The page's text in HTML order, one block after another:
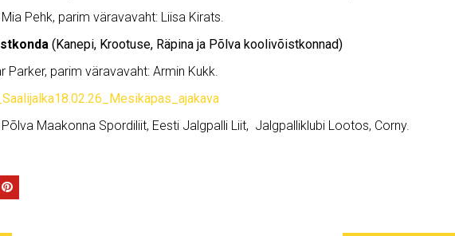
Pehk, parim väravavaht: Liisa Kirats.
(Kanepi, Krootuse, Räpina ja Põlva koolivõistkonnad)
Parker, parim väravavaht: Armin Kukk.
Maakonna Spordiliit, Eesti Jalgpalli Liit, Jalgpalliklubi Lootos, Corny.